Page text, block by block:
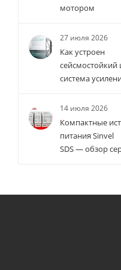
мотором
27 июля 2026
Как устроен
система
14 июля 2026
Компактные
питания Sinvel
SDS — обзор